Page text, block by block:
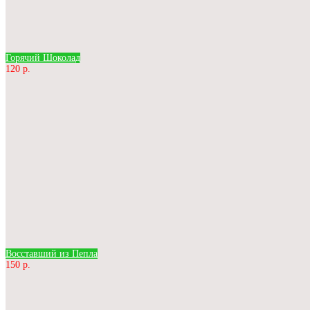
Горячий Шоколад
120 р.
Восставший из Пепла
150 р.